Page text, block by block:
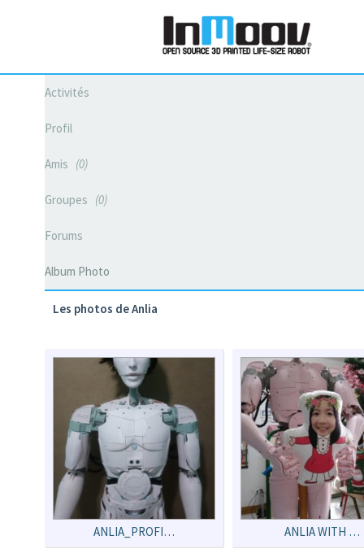
Activités
Profil
Amis 0
Groupes 0
Forums
Album Photo
Les photos de Anlia
ANLIA_PROFI… ANLIA WITH …